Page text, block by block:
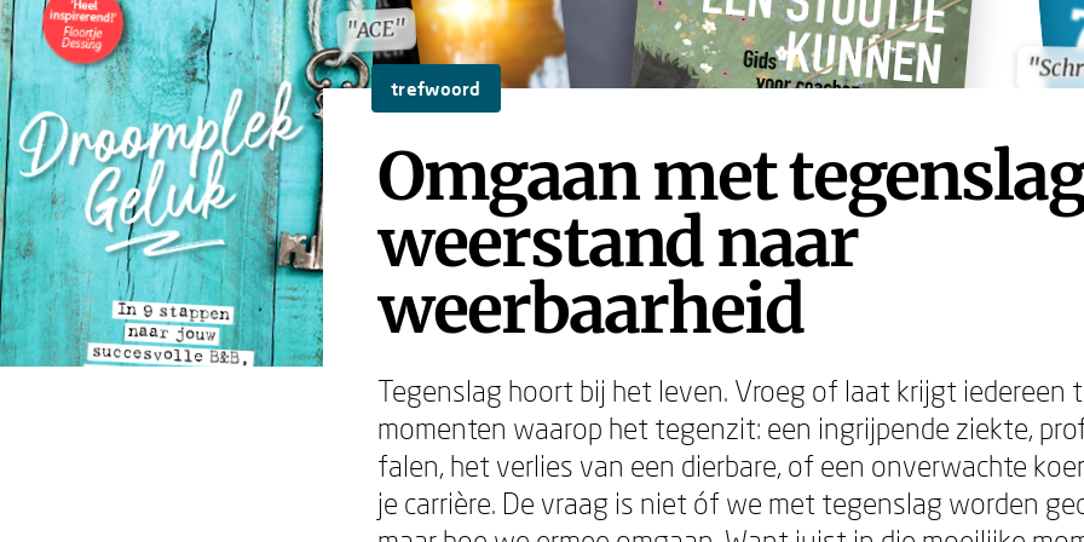
"ACE"
"ACE"
trefwoord
Omgaan met
weerstand naar
weerbaarheid
Tegenslag hoort bij het leven. Vroeg of laat krijgt iedereen
momenten waarop het tegenzit: een ingrijpende ziekte,
falen, het verlies van een dierbare, of een onverwachte
je carrière. De vraag is niet óf we met tegenslag worden